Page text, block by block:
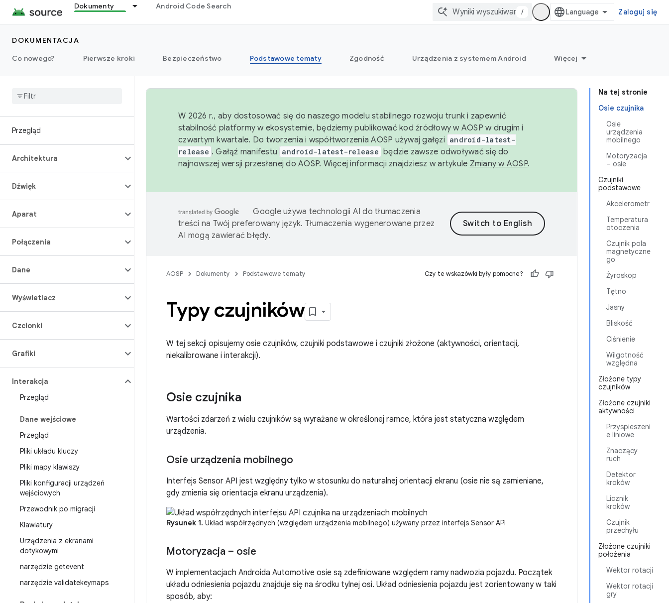
Dokumenty Android Code Search
/ Zaloguj się
DOKUMENTACJA
Co nowego?
Pierwsze kroki Bezpieczeństwo Podstawowe tematy Zgodność Urządzenia z systemem Android Więcej
Przegląd
Architektura
Dźwięk
Aparat
Połączenia
Dane
Wyświetlacz
Czcionki
Grafiki
Interakcja
Przegląd
Dane wejściowe
Przegląd
Pliki układu kluczy
Pliki mapy klawiszy
Pliki konfiguracji urządzeń
wejściowych
Przewodnik po migracji
Klawiatury
Urządzenia z ekranami
dotykowymi
narzędzie getevent
narzędzie validatekeymaps
Na tej stronie
Osie czujnika
Osie
urządzenia
mobilnego
Motoryzacja
– osie
Czujniki
podstawowe
Akcelerometr
Temperatura
otoczenia
Czujnik pola
magnetyczne
go
Żyroskop
Tętno
Jasny
Bliskość
Ciśnienie
Wilgotność
względna
Złożone typy
czujników
Złożone czujniki
aktywności
Przyspieszeni
e liniowe
Znaczący
ruch
Detektor
kroków
Licznik
kroków
Czujnik
przechyłu
Złożone czujniki
położenia
Wektor rotacji
Wektor rotacji
gry
W 2026 r., aby dostosować się do naszego modelu stabilnego rozwoju trunk i zapewnić
stabilność platformy w ekosystemie, będziemy publikować kod źródłowy w AOSP w drugim i
czwartym kwartale. Do tworzenia i współtworzenia AOSP używaj gałęzi android-latest-
release . Gałąź manifestu android-latest-release będzie zawsze odwoływać się do
najnowszej wersji przesłanej do AOSP. Więcej informacji znajdziesz w artykule Zmiany w AOSP.
Google używa technologii AI do tłumaczenia
treści na Twój preferowany język. Tłumaczenia wygenerowane przez
AI mogą zawierać błędy.
AOSP Dokumenty Podstawowe tematy Czy te wskazówki były pomocne?
Typy czujników
W tej sekcji opisujemy osie czujników, czujniki podstawowe i czujniki złożone (aktywności, orientacji,
niekalibrowane i interakcji).
Osie czujnika
Wartości zdarzeń z wielu czujników są wyrażane w określonej ramce, która jest statyczna względem
urządzenia.
Osie urządzenia mobilnego
Interfejs Sensor API jest względny tylko w stosunku do naturalnej orientacji ekranu (osie nie są zamieniane,
gdy zmienia się orientacja ekranu urządzenia).
Rysunek 1. Układ współrzędnych (względem urządzenia mobilnego) używany przez interfejs Sensor API
Motoryzacja – osie
W implementacjach Androida Automotive osie są zdefiniowane względem ramy nadwozia pojazdu. Początek
układu odniesienia pojazdu znajduje się na środku tylnej osi. Układ odniesienia pojazdu jest zorientowany w taki
sposób, aby: